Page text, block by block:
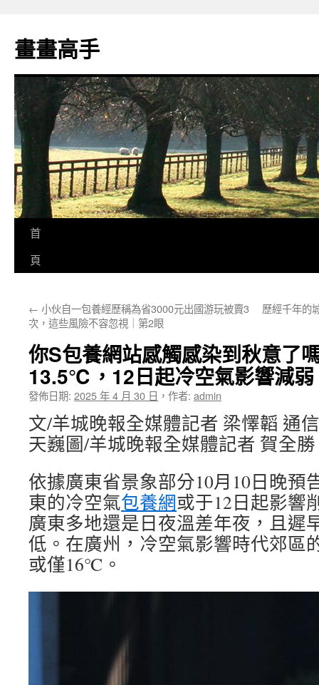
主
要
畫畫高手
首
頁
← 小伙自一包養經歷稱為省3000元出國游玩被賣3
次，這些風險不容忽視｜第2眼
歷經千年的
你S包養網站感觸感染到秋意了
13.5℃，12日起冷空氣影響減弱
發佈日期: 2025 年 4 月 30 日 ， 作者: admin
文/羊城晚報全媒體記者 梁懌韜 通
天巍圖/羊城晚報全媒體記者 賀全
依據廣東省景象部分10月10日晚預
東的冷空氣包養網或于12日起影響
廣東多地還是日夜溫差年夜，且遲
低。在廣州，冷空氣影響時代郊區
或僅16℃。